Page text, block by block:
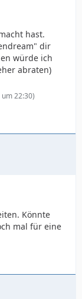
hast.
dir
würde ich
abraten)
um 22:30)
Könnte
mal für eine